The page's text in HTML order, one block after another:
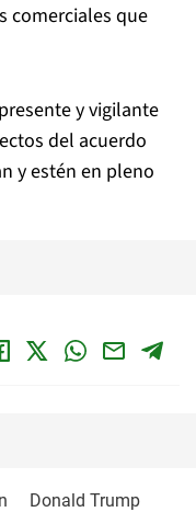
comerciales que
y vigilante
del acuerdo
y estén en pleno
Donald Trump